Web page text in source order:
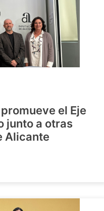
el Eje
junto a otras
Alicante